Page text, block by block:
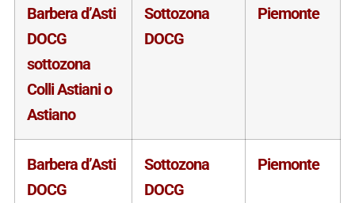
Barbera d’Asti
DOCG
sottozona
Colli Astiani o
Astiano
Sottozona
DOCG
Piemonte
Barbera d’Asti
DOCG
Sottozona
DOCG
Piemonte